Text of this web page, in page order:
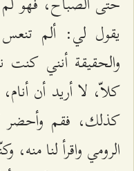
يقول لي: ألم
والحقيقة أنني
كلاّ، لا أريد أن
كذلك، فقم وأحضر
الرومي واقرأ لنا